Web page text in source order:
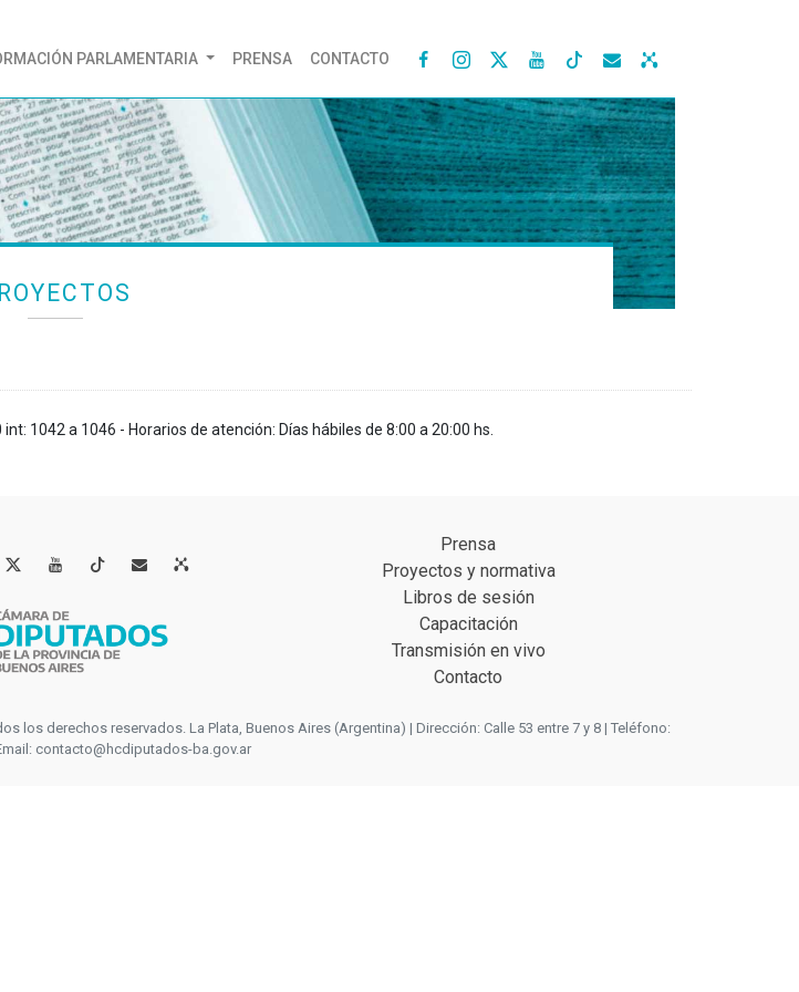
PARLAMENTARIA PRENSA CONTACTO    
1042 a 1046 - Horarios de atención: Días hábiles de 8:00 a 20:00 hs.
  
Prensa
Proyectos y normativa
Libros de sesión
Capacitación
Transmisión en vivo
Contacto
los derechos reservados. La Plata, Buenos Aires (Argentina) | Dirección: Calle 53 entre 7 y 8 | Teléfono:
contacto@hcdiputados-ba.gov.ar